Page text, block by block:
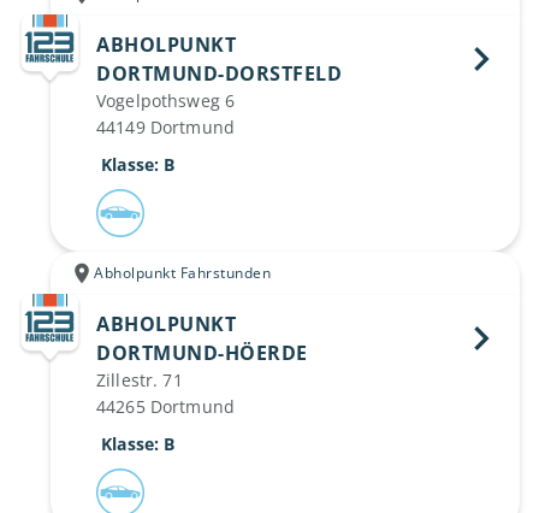
ABHOLPUNKT
DORTMUND-DORSTFELD
Vogelpothsweg 6
44149 Dortmund
Klasse: B
Abholpunkt Fahrstunden
ABHOLPUNKT
DORTMUND-HÖERDE
Zillestr. 71
44265 Dortmund
Klasse: B